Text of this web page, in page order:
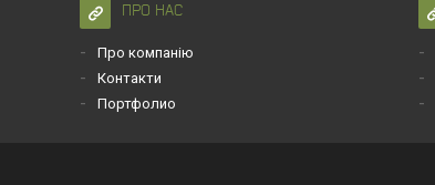
ПРО НАС
Про компанію
Контакти
Портфолио